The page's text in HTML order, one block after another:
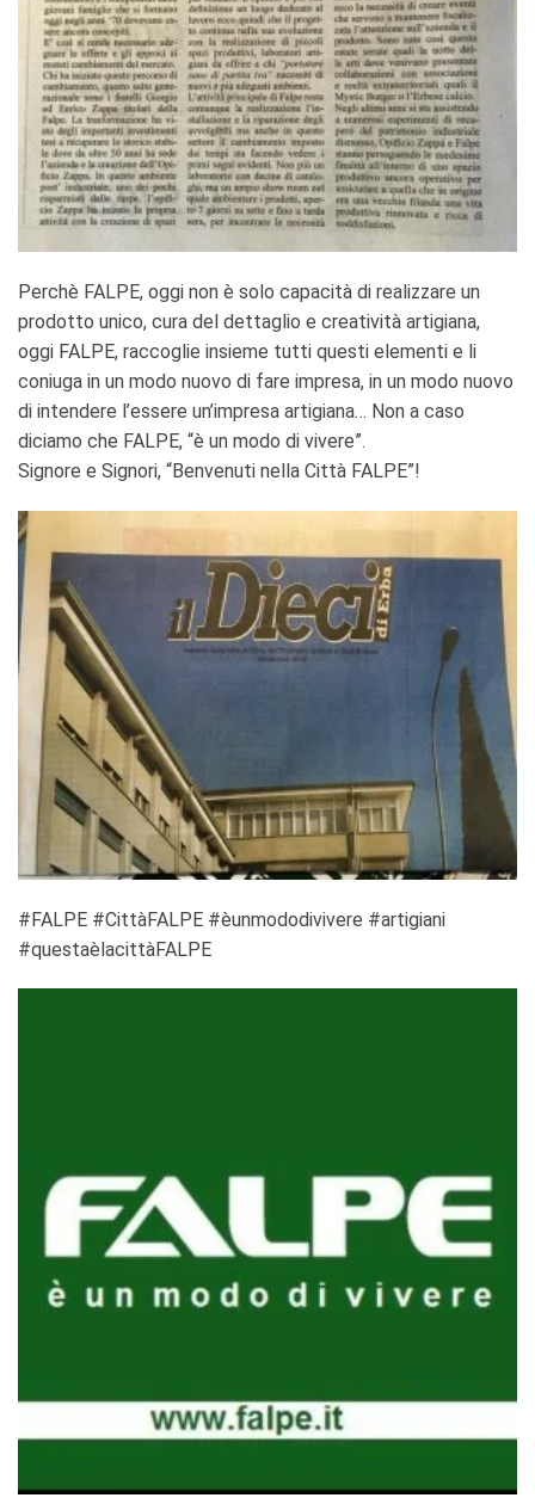
Perchè FALPE, oggi non è solo capacità di realizzare un
prodotto unico, cura del dettaglio e creatività artigiana,
oggi FALPE, raccoglie insieme tutti questi elementi e li
coniuga in un modo nuovo di fare impresa, in un modo nuovo
di intendere l’essere un’impresa artigiana… Non a caso
diciamo che FALPE, “è un modo di vivere”.
Signore e Signori, “Benvenuti nella Città FALPE”!
‪#‎FALPE‬ ‪#‎CittàFALPE‬ ‪#‎èunmododivivere‬ ‪#‎artigiani‬
‪#‎questaèlacittàFALPE‬